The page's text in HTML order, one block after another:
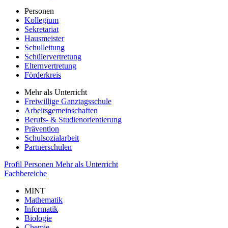
Personen
Kollegium
Sekretariat
Hausmeister
Schulleitung
Schülervertretung
Elternvertretung
Förderkreis
Mehr als Unterricht
Freiwillige Ganztagsschule
Arbeitsgemeinschaften
Berufs- & Studienorientierung
Prävention
Schulsozialarbeit
Partnerschulen
Profil Personen Mehr als Unterricht
Fachbereiche
MINT
Mathematik
Informatik
Biologie